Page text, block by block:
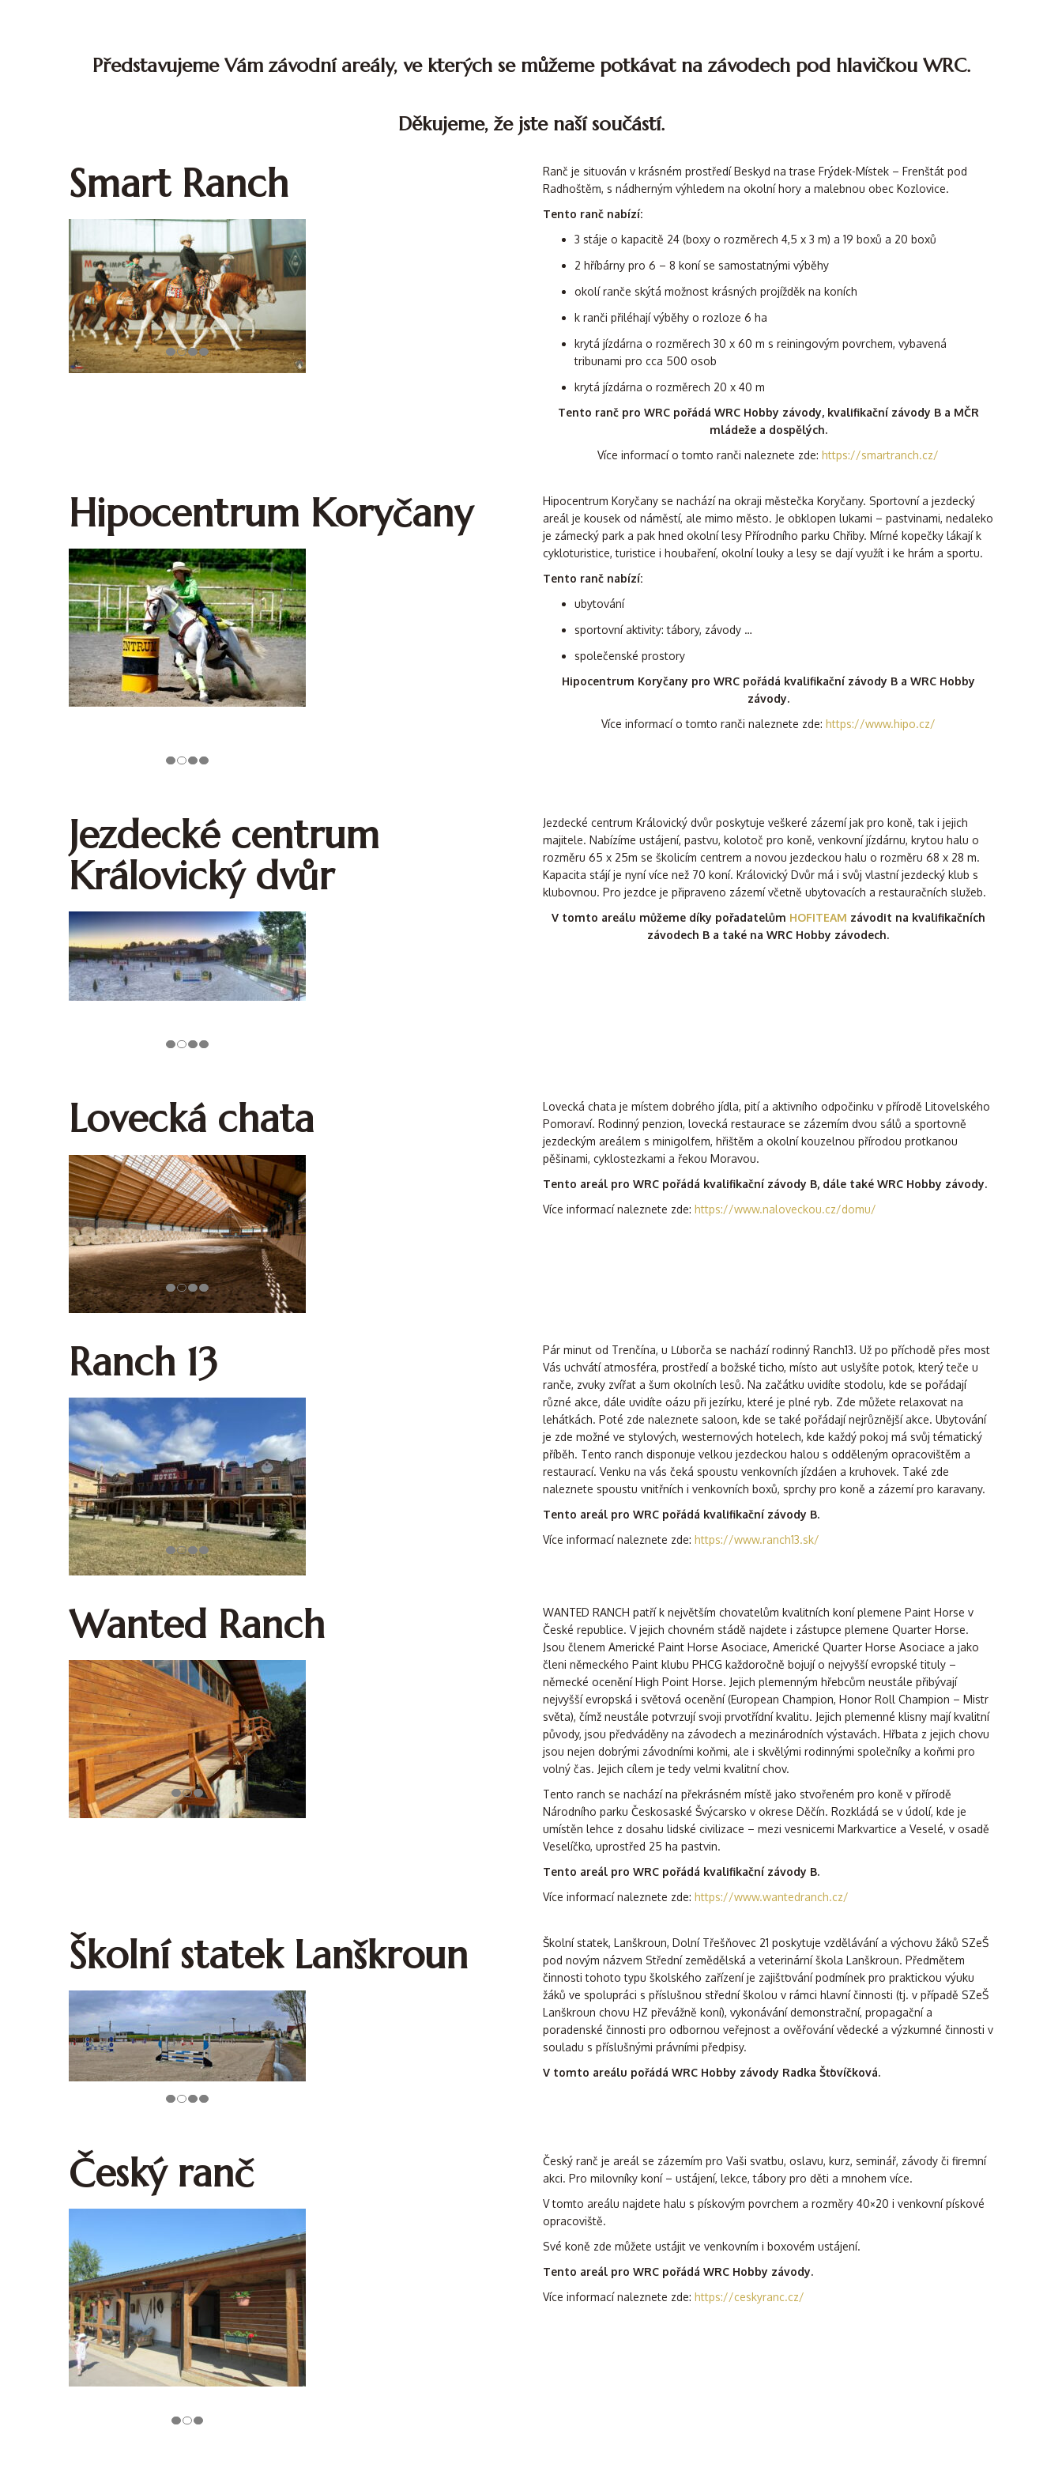
Představujeme Vám závodní areály, ve kterých se můžeme potkávat na závodech pod hlavičkou WRC.
Děkujeme, že jste naší součástí.
Smart Ranch
Ranč je situován v krásném prostředí Beskyd na trase Frýdek-Místek – Frenštát pod
Radhoštěm, s nádherným výhledem na okolní hory a malebnou obec Kozlovice.
Tento ranč nabízí:
3 stáje o kapacitě 24 (boxy o rozměrech 4,5 x 3 m) a 19 boxů a 20 boxů
2 hříbárny pro 6 – 8 koní se samostatnými výběhy
okolí ranče skýtá možnost krásných projížděk na koních
k ranči přiléhají výběhy o rozloze 6 ha
krytá jízdárna o rozměrech 30 x 60 m s reiningovým povrchem, vybavená
tribunami pro cca 500 osob
krytá jízdárna o rozměrech 20 x 40 m
Tento ranč pro WRC pořádá WRC Hobby závody, kvalifikační závody B a MČR
mládeže a dospělých.
Více informací o tomto ranči naleznete zde: https://smartranch.cz/
Hipocentrum Koryčany
Hipocentrum Koryčany se nachází na okraji městečka Koryčany. Sportovní a jezdecký
areál je kousek od náměstí, ale mimo město. Je obklopen lukami – pastvinami, nedaleko
je zámecký park a pak hned okolní lesy Přírodního parku Chřiby. Mírné kopečky lákají k
cykloturistice, turistice i houbaření, okolní louky a lesy se dají využít i ke hrám a sportu.
Tento ranč nabízí:
ubytování
sportovní aktivity: tábory, závody …
společenské prostory
Hipocentrum Koryčany pro WRC pořádá kvalifikační závody B a WRC Hobby
závody.
Více informací o tomto ranči naleznete zde: https://www.hipo.cz/
Jezdecké centrum
Královický dvůr
Jezdecké centrum Královický dvůr poskytuje veškeré zázemí jak pro koně, tak i jejich
majitele. Nabízíme ustájení, pastvu, kolotoč pro koně, venkovní jízdárnu, krytou halu o
rozměru 65 x 25m se školicím centrem a novou jezdeckou halu o rozměru 68 x 28 m.
Kapacita stájí je nyní více než 70 koní. Královický Dvůr má i svůj vlastní jezdecký klub s
klubovnou. Pro jezdce je připraveno zázemí včetně ubytovacích a restauračních služeb.
V tomto areálu můžeme díky pořadatelům HOFITEAM závodit na kvalifikačních
závodech B a také na WRC Hobby závodech.
Lovecká chata
Lovecká chata je místem dobrého jídla, pití a aktivního odpočinku v přírodě Litovelského
Pomoraví. Rodinný penzion, lovecká restaurace se zázemím dvou sálů a sportovně
jezdeckým areálem s minigolfem, hřištěm a okolní kouzelnou přírodou protkanou
pěšinami, cyklostezkami a řekou Moravou.
Tento areál pro WRC pořádá kvalifikační závody B, dále také WRC Hobby závody.
Více informací naleznete zde: https://www.naloveckou.cz/domu/
Ranch 13
Pár minut od Trenčína, u Ľuborča se nachází rodinný Ranch13. Už po příchodě přes most
Vás uchvátí atmosféra, prostředí a božské ticho, místo aut uslyšíte potok, který teče u
ranče, zvuky zvířat a šum okolních lesů. Na začátku uvidíte stodolu, kde se pořádají
různé akce, dále uvidíte oázu při jezírku, které je plné ryb. Zde můžete relaxovat na
lehátkách. Poté zde naleznete saloon, kde se také pořádají nejrůznější akce. Ubytování
je zde možné ve stylových, westernových hotelech, kde každý pokoj má svůj tématický
příběh. Tento ranch disponuje velkou jezdeckou halou s odděleným opracovištěm a
restaurací. Venku na vás čeká spoustu venkovních jízdáen a kruhovek. Také zde
naleznete spoustu vnitřních i venkovních boxů, sprchy pro koně a zázemí pro karavany.
Tento areál pro WRC pořádá kvalifikační závody B.
Více informací naleznete zde: https://www.ranch13.sk/
Wanted Ranch
WANTED RANCH patří k největším chovatelům kvalitních koní plemene Paint Horse v
České republice. V jejich chovném stádě najdete i zástupce plemene Quarter Horse.
Jsou členem Americké Paint Horse Asociace, Americké Quarter Horse Asociace a jako
členi německého Paint klubu PHCG každoročně bojují o nejvyšší evropské tituly –
německé ocenění High Point Horse. Jejich plemenným hřebcům neustále přibývají
nejvyšší evropská i světová ocenění (European Champion, Honor Roll Champion – Mistr
světa), čímž neustále potvrzují svoji prvotřídní kvalitu. Jejich plemenné klisny mají kvalitní
původy, jsou předváděny na závodech a mezinárodních výstavách. Hřbata z jejich chovu
jsou nejen dobrými závodními koňmi, ale i skvělými rodinnými společníky a koňmi pro
volný čas. Jejich cílem je tedy velmi kvalitní chov.
Tento ranch se nachází na překrásném místě jako stvořeném pro koně v přírodě
Národního parku Českosaské Švýcarsko v okrese Děčín. Rozkládá se v údolí, kde je
umístěn lehce z dosahu lidské civilizace – mezi vesnicemi Markvartice a Veselé, v osadě
Veselíčko, uprostřed 25 ha pastvin.
Tento areál pro WRC pořádá kvalifikační závody B.
Více informací naleznete zde: https://www.wantedranch.cz/
Školní statek Lanškroun
Školní statek, Lanškroun, Dolní Třešňovec 21 poskytuje vzdělávání a výchovu žáků SZeŠ
pod novým názvem Střední zemědělská a veterinární škola Lanškroun. Předmětem
činnosti tohoto typu školského zařízení je zajišťování podmínek pro praktickou výuku
žáků ve spolupráci s příslušnou střední školou v rámci hlavní činnosti (tj. v případě SZeŠ
Lanškroun chovu HZ převážně koní), vykonávání demonstrační, propagační a
poradenské činnosti pro odbornou veřejnost a ověřování vědecké a výzkumné činnosti v
souladu s příslušnými právními předpisy.
V tomto areálu pořádá WRC Hobby závody Radka Šťovíčková.
Český ranč
Český ranč je areál se zázemím pro Vaši svatbu, oslavu, kurz, seminář, závody či firemní
akci. Pro milovníky koní – ustájení, lekce, tábory pro děti a mnohem více.
V tomto areálu najdete halu s pískovým povrchem a rozměry 40×20 i venkovní pískové
opracoviště.
Své koně zde můžete ustájit ve venkovním i boxovém ustájení.
Tento areál pro WRC pořádá WRC Hobby závody.
Více informací naleznete zde: https://ceskyranc.cz/